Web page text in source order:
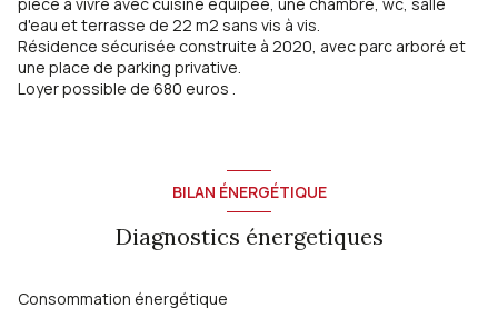
d'eau et terrasse de 22 m2 sans vis à vis.
Résidence sécurisée construite à 2020, avec parc arboré et
une place de parking privative.
Loyer possible de 680 euros .
BILAN ÉNERGÉTIQUE
Diagnostics énergetiques
Consommation énergétique